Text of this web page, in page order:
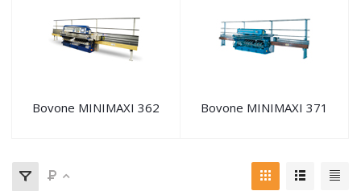
Bovone MINIMAXI 362 Bovone MINIMAXI 371